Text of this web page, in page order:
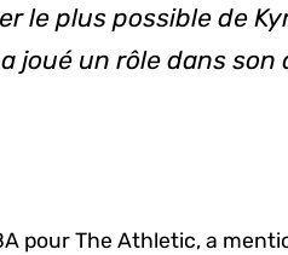
le plus possible de
joué un rôle dans son
pour The Athletic, a